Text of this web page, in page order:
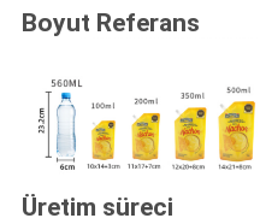
Boyut Referans
Üretim süreci